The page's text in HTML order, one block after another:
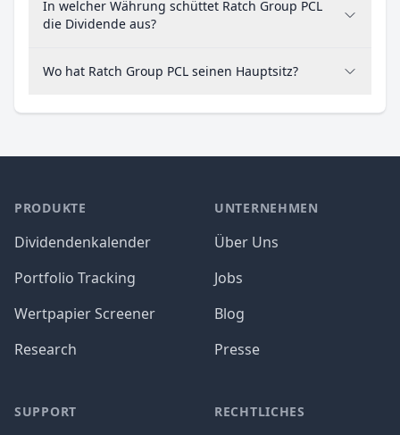
In welcher Währung schüttet Ratch Group PCL
die Dividende aus?
Wo hat Ratch Group PCL seinen Hauptsitz?
PRODUKTE
Dividendenkalender
Portfolio Tracking
Wertpapier Screener
Research
SUPPORT
UNTERNEHMEN
Über Uns
Jobs
Blog
Presse
RECHTLICHES